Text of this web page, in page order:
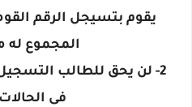
يقوم بتسيجل الرقم
المجموع له
2- لن يحق للطالب
فى الحالات